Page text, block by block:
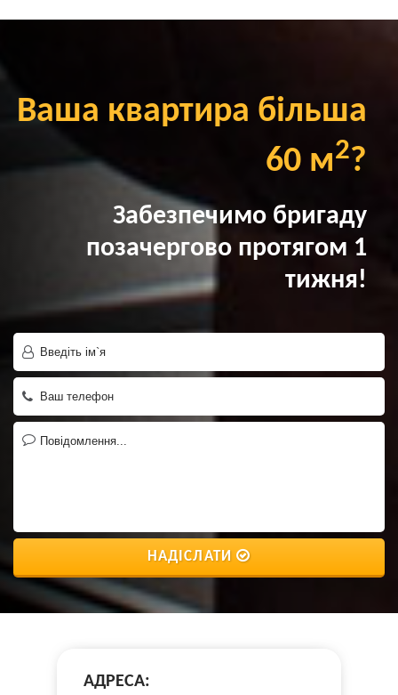
Ваша квартира більша
60 м2?
Забезпечимо бригаду
позачергово протягом 1
тижня!
НАДІСЛАТИ
АДРЕСА: